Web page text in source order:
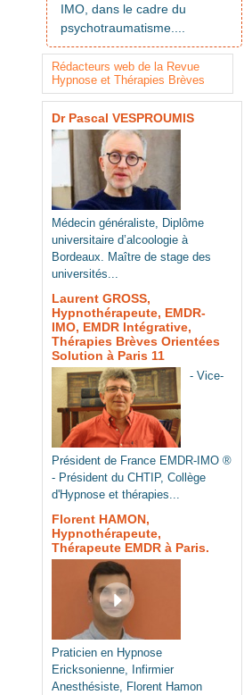
IMO, dans le cadre du
psychotraumatisme....
Rédacteurs web de la Revue
Hypnose et Thérapies Brèves
Dr Pascal VESPROUMIS
Médecin généraliste, Diplôme
universitaire d’alcoologie à
Bordeaux. Maître de stage des
universités...
Laurent GROSS,
Hypnothérapeute, EMDR-
IMO, EMDR Intégrative,
Thérapies Brèves Orientées
Solution à Paris 11
- Vice-
Président de France EMDR-IMO ®
- Président du CHTIP, Collège
d'Hypnose et thérapies...
Florent HAMON,
Hypnothérapeute,
Thérapeute EMDR à Paris.
Praticien en Hypnose
Ericksonienne, Infirmier
Anesthésiste, Florent Hamon